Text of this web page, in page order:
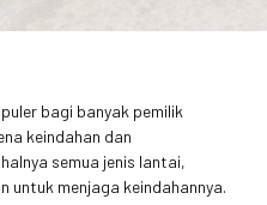
bagi banyak pemilik
keindahan dan
semua jenis lantai,
menjaga keindahannya.